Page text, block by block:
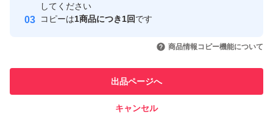
取引実績
引を完了させた実績があります
での取引実績があります
してください
コピーは1商品につき1回です
商品情報コピー機能について
出品ページへ
キャンセル